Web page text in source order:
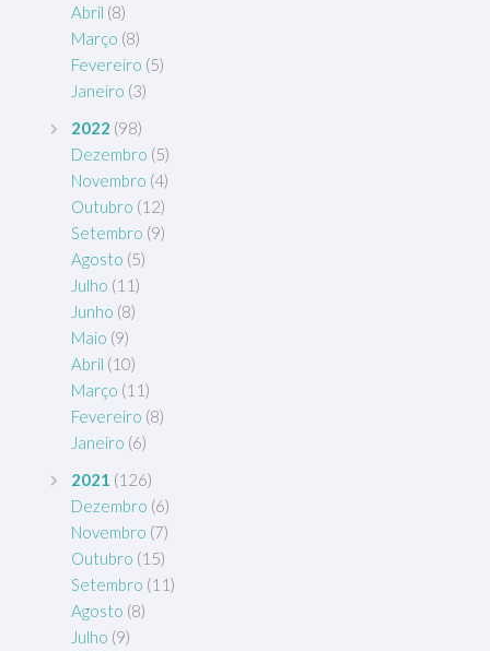
Abril (8)
Março (8)
Fevereiro (5)
Janeiro (3)
2022 (98)
Dezembro (5)
Novembro (4)
Outubro (12)
Setembro (9)
Agosto (5)
Julho (11)
Junho (8)
Maio (9)
Abril (10)
Março (11)
Fevereiro (8)
Janeiro (6)
2021 (126)
Dezembro (6)
Novembro (7)
Outubro (15)
Setembro (11)
Agosto (8)
Julho (9)